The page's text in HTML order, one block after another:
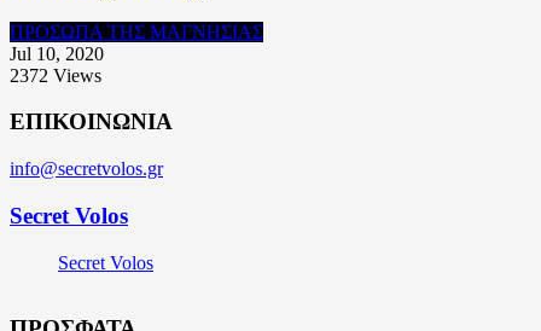
ΠΡΟΣΩΠΑ ΤΗΣ ΜΑΓΝΗΣΙΑΣ
Jul 10, 2020
2372 Views
ΕΠΙΚΟΙΝΩΝΙΑ
info@secretvolos.gr
Secret Volos
Secret Volos